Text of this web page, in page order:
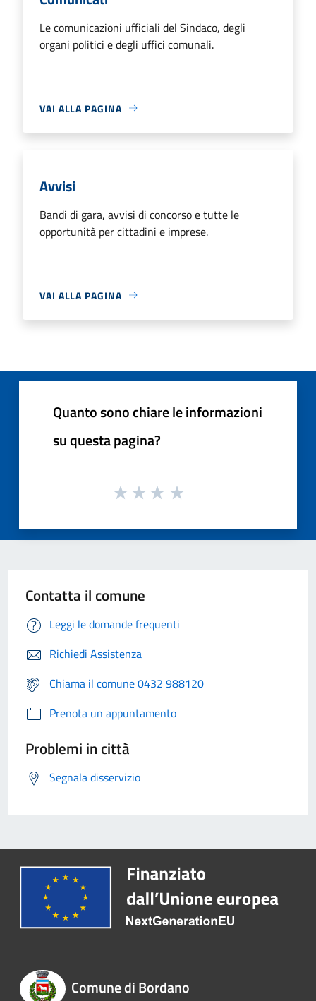
Le comunicazioni ufficiali del Sindaco, degli
organi politici e degli uffici comunali.
VAI ALLA PAGINA
Avvisi
Bandi di gara, avvisi di concorso e tutte le
opportunità per cittadini e imprese.
VAI ALLA PAGINA
Quanto sono chiare le informazioni
su questa pagina?
Contatta il comune
Leggi le domande frequenti
Richiedi Assistenza
Chiama il comune 0432 988120
Prenota un appuntamento
Problemi in città
Segnala disservizio
Comune di Bordano